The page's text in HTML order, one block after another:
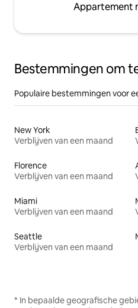
Appartement
Bestemmingen om
Populaire bestemmingen voor
New York
Verblijven van een maand
Florence
Verblijven van een maand
Miami
Verblijven van een maand
Seattle
Verblijven van een maand
* In bepaalde geografische